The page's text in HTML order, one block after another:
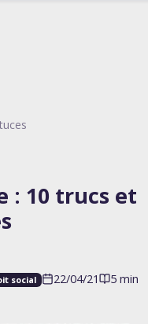
: 10 trucs et
social 22/04/21 5 min